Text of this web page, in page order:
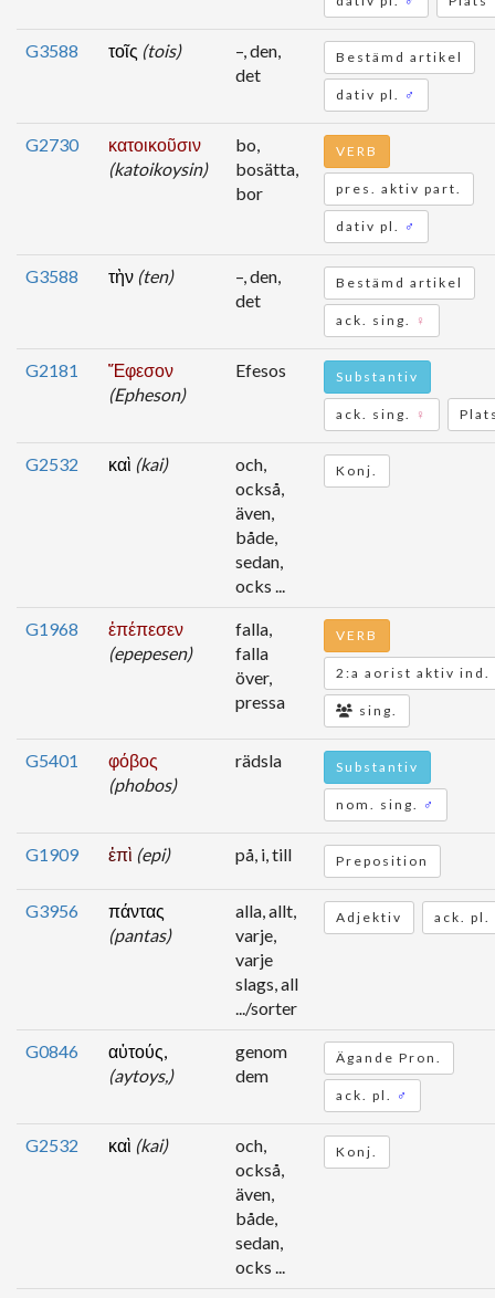
G3588 τοῖς (tois)
–, den,
det
Bestämd artikel
dativ pl. ♂
G2730
κατοικοῦσιν
(katoikoysin)
bo,
bosätta,
bor
VERB
pres. aktiv part.
dativ pl. ♂
G3588 τὴν (ten)
–, den,
det
Bestämd artikel
ack. sing. ♀
G2181
Ἔφεσον
(Epheson)
Efesos Substantiv
ack. sing. ♀
G2532 καὶ (kai)
och,
också,
även,
både,
sedan,
ocks ...
Konj.
G1968
ἐπέπεσεν
(epepesen)
falla,
falla
över,
pressa
VERB
2:a aorist aktiv ind.
sing.
G5401
φόβος
(phobos)
rädsla Substantiv
nom. sing. ♂
G1909 ἐπὶ (epi) på, i, till Preposition
G3956
πάντας
(pantas)
alla, allt,
varje,
varje
slags, all
.../sorter
Adjektiv ack. pl.
G0846
αὐτούς,
(aytoys,)
genom
dem
Ägande Pron.
ack. pl. ♂
G2532 καὶ (kai)
och,
också,
även,
både,
sedan,
ocks ...
Konj.